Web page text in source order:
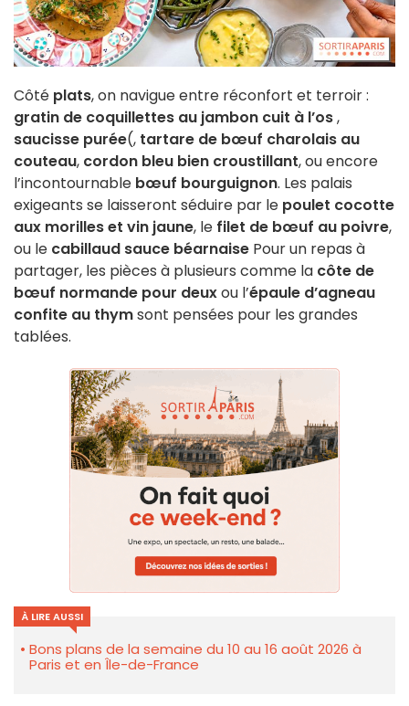
Côté plats, on navigue entre réconfort et terroir :
gratin de coquillettes au jambon cuit à l’os,
saucisse purée(, tartare de bœuf charolais au
couteau, cordon bleu bien croustillant, ou encore
l’incontournable bœuf bourguignon. Les palais
exigeants se laisseront séduire par le poulet cocotte
aux morilles et vin jaune, le filet de bœuf au poivre,
ou le cabillaud sauce béarnaise Pour un repas à
partager, les pièces à plusieurs comme la côte de
bœuf normande pour deuxou l’épaule d’agneau
confite au thymsont pensées pour les grandes
tablées.
À LIRE AUSSI
Bons plans de la semaine du 10 au 16 août 2026 à
Paris et en Île-de-France